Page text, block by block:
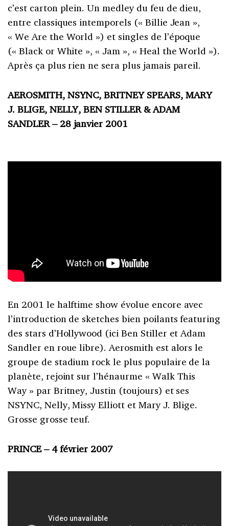
c’est carton plein. Un medley du feu de dieu,
entre classiques intemporels (« Billie Jean »,
« We Are the World ») et singles de l’époque
(« Black or White », « Jam », « Heal the World »).
Après ça plus rien ne sera plus jamais pareil.
AEROSMITH, NSYNC, BRITNEY SPEARS, MARY
J. BLIGE, NELLY, BEN STILLER & ADAM
SANDLER – 28 janvier 2001
En 2001 le halftime show évolue encore avec
l’introduction de sketches bien poilants featuring
des stars d’Hollywood (ici Ben Stiller et Adam
Sandler en roue libre). Aerosmith est alors le
groupe de stadium rock le plus populaire de la
planète, rejoint sur l’hénaurme « Walk This
Way » par Britney, Justin (toujours) et ses
NSYNC, Nelly, Missy Elliott et Mary J. Blige.
Grosse grosse teuf.
PRINCE – 4 février 2007